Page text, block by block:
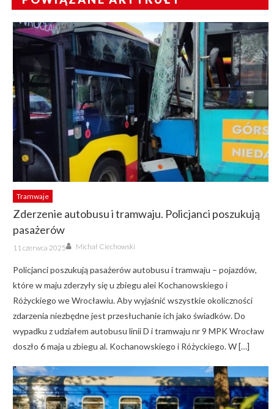
Tramwaje
Zderzenie autobusu i tramwaju. Policjanci poszukują
pasażerów
Posted
on
11 czerwca 2025 Author
Michał Ciechowski
Policjanci poszukują pasażerów autobusu i tramwaju – pojazdów,
które w maju zderzyły się u zbiegu alei Kochanowskiego i
Różyckiego we Wrocławiu. Aby wyjaśnić wszystkie okoliczności
zdarzenia niezbędne jest przesłuchanie ich jako świadków. Do
wypadku z udziałem autobusu linii D i tramwaju nr 9 MPK Wrocław
doszło 6 maja u zbiegu al. Kochanowskiego i Różyckiego. W […]